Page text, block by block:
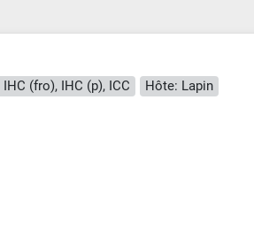
IHC (fro), IHC (p), ICC
Hôte: Lapin